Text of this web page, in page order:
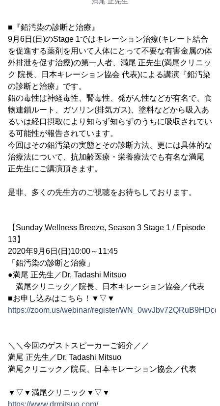
■『鉛汚染の診断と治療』
9月6日(日)のStage 1ではキレーション治療(キレート結合
を促進する薬剤を用いて人体にとって不要な有害金属の体
外排泄を促す治療)の第一人者、満尾 正先生(満尾クリニッ
ク 院長、日本キレーション協会 代表)による講演『鉛汚染
の診断と治療』です。
鉛の毒性は神経毒性、腎毒性、発がん性などが有名で、食
物連鎖ルート、ガソリン(排気ガス)、塗料などから吸入あ
るいは経口摂取により知らず知らずのうちに吸収されてい
る可能性が報告されています。
今回はその鉛汚染の実態とその診断方法、更には具体的な
治療法について、抗加齢医療・栄養療法でも有名な満尾
正先生にご講演頂きます。
是非、多くの先生方のご視聴をお待ちしております。
【Sunday Wellness Breeze, Season 3 Stage 1 / Episode
13】
2020年9月6日(日)10:00～11:45
「鉛汚染の診断と治療」
●満尾 正先生／Dr. Tadashi Mitsuo
満尾クリニック／院長、日本キレーション協会／代表
■お申し込みはこちら！▼▽▼
https://zoom.us/webinar/register/
＼＼今回のゲストスピーカーご紹介／／
満尾 正先生／Dr. Tadashi Mitsuo
満尾クリニック／院長、日本キレーション協会／代表
▼▽▼満尾クリニック▼▽▼
https://www.drmitsuo.com/